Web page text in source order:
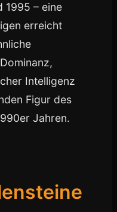
1995 – eine
erreicht
Intelligenz
Figur des
Jahren.